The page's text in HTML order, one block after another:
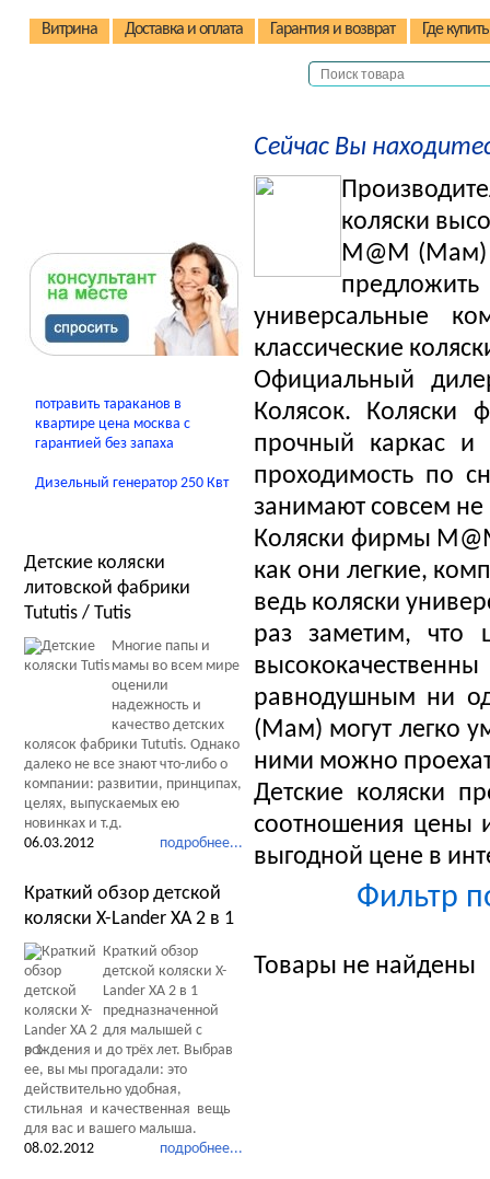
Витрина Доставка и оплата Гарантия и возврат Где купить
Сейчас Вы
коляски
M@M
универсальные
классические
Официальный
Колясок.
прочный каркас и
проходимость по
занимают совсем не
Коляски фирмы
как они легкие,
ведь коляски
раз заметим, что
равнодушным ни
(Мам) могут легко
ними можно
Детские коляски
соотношения цены
выгодной цене в
Фильтр
Товары не найдены
потравить тараканов в
квартире цена москва с
гарантией без запаха
Дизельный генератор 250 Квт
Детские коляски
литовской фабрики
Tututis / Tutis
Многие папы и
мамы во всем мире
оценили
надежность и
качество детских
колясок фабрики Tututis. Однако
далеко не все знают что-либо о
компании: развитии, принципах,
целях, выпускаемых ею
новинках и т.д.
подробнее...
06.03.2012
Краткий обзор детской
коляски X-Lander XA 2 в 1
Краткий обзор
детской коляски X-
Lander XA 2 в 1
предназначенной
для малышей с
рождения и до трёх лет. Выбрав
ее, вы мы прогадали: это
действительно удобная,
стильная и качественная вещь
для вас и вашего малыша.
подробнее...
08.02.2012